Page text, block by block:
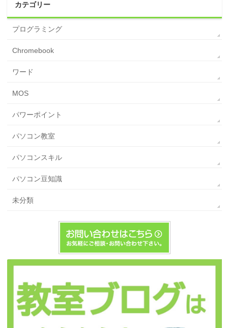
カテゴリー
プログラミング
Chromebook
ワード
MOS
パワーポイント
パソコン教室
パソコンスキル
パソコン豆知識
未分類